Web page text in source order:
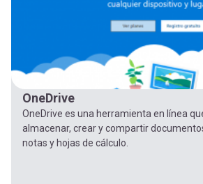
OneDrive
OneDrive es una herramienta en línea
almacenar, crear y compartir
notas y hojas de cálculo.